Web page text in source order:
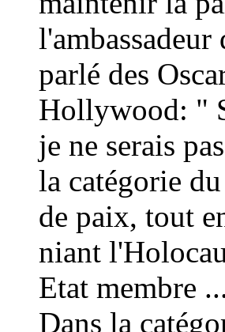
l'ambassadeur
parlé des
Hollywood: "
je ne serais
la catégorie
de paix, tout
niant
Etat membre
Dans la